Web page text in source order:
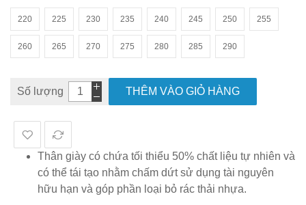
220 225 230 235 240 245 250 255
260 265 270 275 280 285 290
Số lượng THÊM VÀO GIỎ HÀNG
Thân giày có chứa tối thiểu 50% chất liệu tự nhiên và
có thể tái tạo nhằm chấm dứt sử dụng tài nguyên
hữu hạn và góp phần loại bỏ rác thải nhựa.